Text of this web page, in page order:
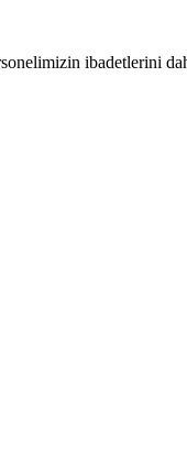
ibadetlerini